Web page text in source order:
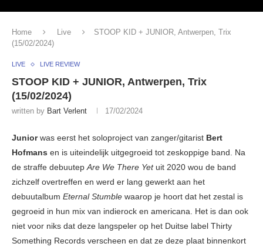
Home Live
STOOP KID + JUNIOR, Antwerpen, Trix
(15/02/2024)
LIVE LIVE REVIEW
STOOP KID + JUNIOR, Antwerpen, Trix
(15/02/2024)
written by Bart Verlent 17/02/2024
Juniorwas eerst het soloproject van zanger/gitarist Bert
Hofmans en is uiteindelijk uitgegroeid tot zeskoppige band. Na
de straffe debuutepAre We There Yetuit 2020 wou de band
zichzelf overtreffen en werd er lang gewerkt aan het
debuutalbum Eternal Stumble waarop je hoort dat het zestal is
gegroeid in hun mix van indierock en americana. Het is dan ook
niet voor niks dat deze langspeler op het Duitse label Thirty
Something Records verscheen en dat ze deze plaat binnenkort